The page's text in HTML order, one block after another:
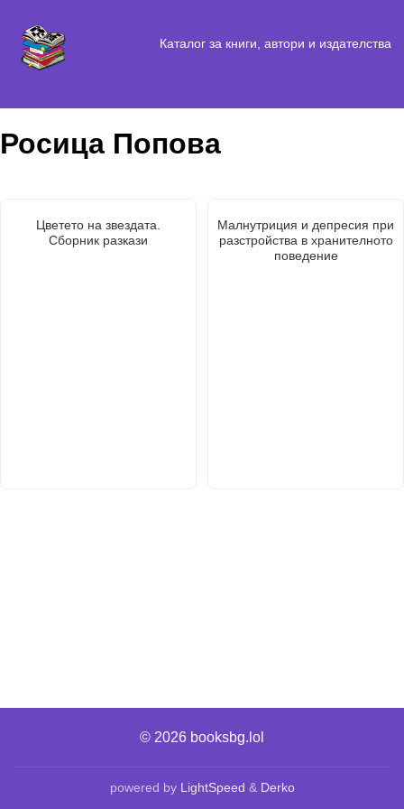
Каталог за книги, автори и издателства
Росица Попова
Цветето на звездата.
Сборник разкази
Малнутриция и депресия при
разстройства в хранителното
поведение
© 2026 booksbg.lol
powered by LightSpeed & Derko